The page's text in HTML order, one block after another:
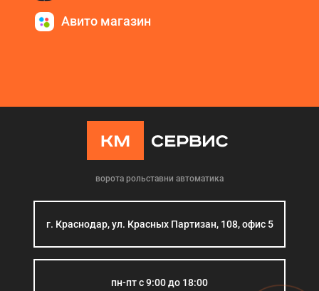
Авито магазин
ворота рольставни автоматика
г. Краснодар, ул. Красных Партизан, 108, офис 5
пн-пт с 9:00 до 18:00